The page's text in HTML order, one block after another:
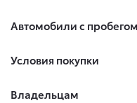
Автомобили с пробегом
Условия покупки
Владельцам